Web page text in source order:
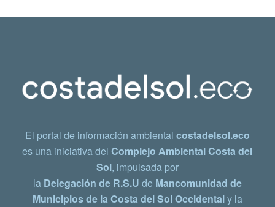
El portal de información ambiental costadelsol.eco
es una iniciativa delComplejo Ambiental Costa del
Sol, impulsada por
la Delegación de R.S.U de Mancomunidad de
Municipios de la Costa del Sol Occidentaly la